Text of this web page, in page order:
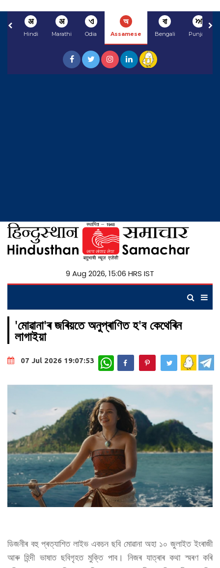
अ
Hindi
अ
Marathi
ଏ
Odia
অ
Assamese
বা
Bengali
ਅ
Punjabi
9 Aug 2026, 15:06 HRS IST
'মোৱানা'ৰ জৰিয়তে অনুপ্ৰাণিত হ'ব কেথেৰিন
লাগাইয়া
07 Jul 2026 19:07:53 WhatsApp
ডিজনীৰ বহু প্ৰত্যাশিত লাইভ একচন ছবি মোৱানা অহা ১০ জুলাইত ইংৰাজী
আৰু হিন্দী ভাষাত ছবিগৃহত মুক্তি পাব। নিজৰ যাত্ৰাৰ কথা স্মৰণ কৰি